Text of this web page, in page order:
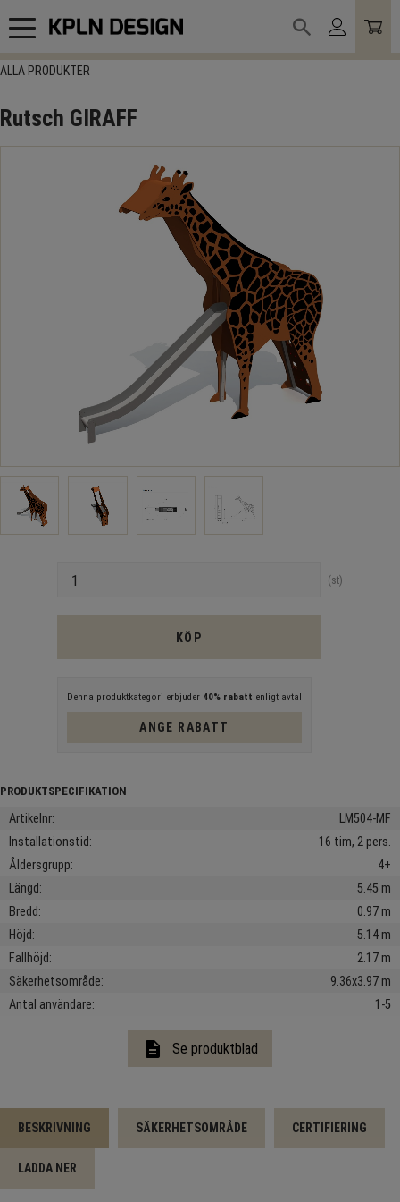
Meny
ALLA PRODUKTER
Rutsch GIRAFF
st
KÖP
Denna produktkategori erbjuder 40% rabatt enligt avtal
ANGE RABATT
Artikelnr
LM504-MF
Installationstid
16 tim, 2 pers.
Åldersgrupp
4+
Längd
5.45 m
Bredd
0.97 m
Höjd
5.14 m
Fallhöjd
2.17 m
Säkerhetsområde
9.36x3.97 m
Antal användare
1-5
description Se produktblad
BESKRIVNING SÄKERHETSOMRÅDE CERTIFIERING
LADDA NER